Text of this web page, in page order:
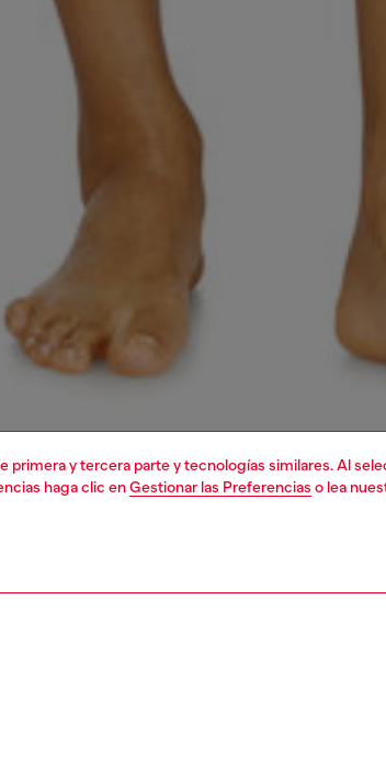
primera y tercera parte y tecnologías similares. Al
haga clic enGestionar las Preferencias o lea